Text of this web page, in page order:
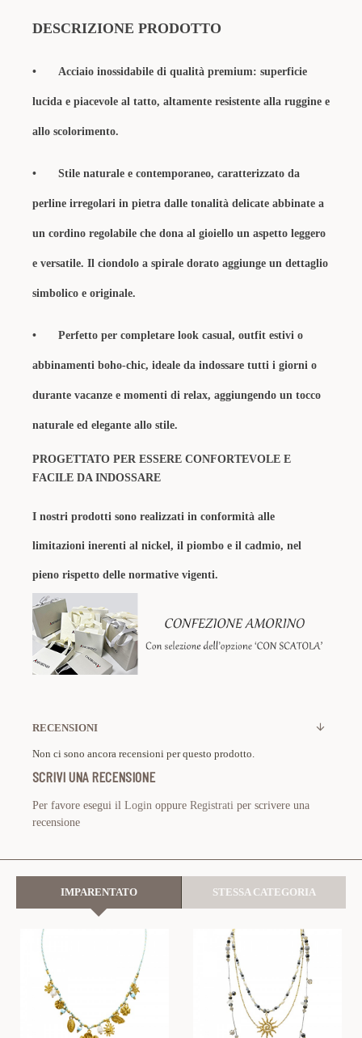
DESCRIZIONE PRODOTTO
• Acciaio inossidabile di qualità premium: superficie
lucida e piacevole al tatto, altamente resistente alla ruggine e
allo scolorimento.
• Stile naturale e contemporaneo, caratterizzato da
perline irregolari in pietra dalle tonalità delicate abbinate a
un cordino regolabile che dona al gioiello un aspetto leggero
e versatile. Il ciondolo a spirale dorato aggiunge un dettaglio
simbolico e originale.
• Perfetto per completare look casual, outfit estivi o
abbinamenti boho-chic, ideale da indossare tutti i giorni o
durante vacanze e momenti di relax, aggiungendo un tocco
naturale ed elegante allo stile.
PROGETTATO PER ESSERE CONFORTEVOLE E
FACILE DA INDOSSARE
I nostri prodotti sono realizzati in conformità alle
limitazioni inerenti al nickel, il piombo e il cadmio, nel
pieno rispetto delle normative vigenti.
RECENSIONI
Non ci sono ancora recensioni per questo prodotto.
SCRIVI UNA RECENSIONE
Per favore esegui il Login oppure Registrati per scrivere una
recensione
IMPARENTATO STESSA CATEGORIA